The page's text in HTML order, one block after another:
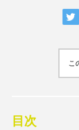
こ
目次